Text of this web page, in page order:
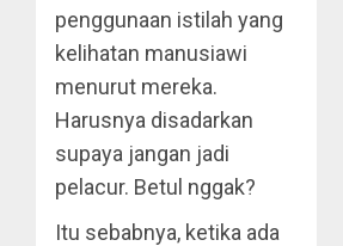
penggunaan istilah yang
kelihatan manusiawi
menurut mereka.
Harusnya disadarkan
supaya jangan jadi
pelacur. Betul nggak?
Itu sebabnya, ketika ada